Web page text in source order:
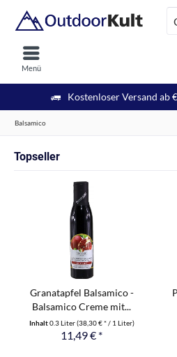
Kostenloser Versand ab
Menü
Balsamico
Topseller
Granatapfel Balsamico -
Balsamico Creme mit...
Inhalt0.3 Liter(38,30 € * / 1 Liter)
11,49 € *